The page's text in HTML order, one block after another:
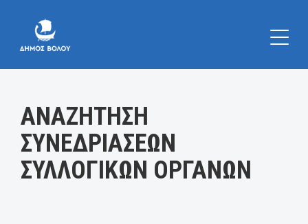
ΑΝΑΖΗΤΗΣΗ
ΣΥΝΕΔΡΙΑΣΕΩΝ
ΣΥΛΛΟΓΙΚΩΝ ΟΡΓΑΝΩΝ